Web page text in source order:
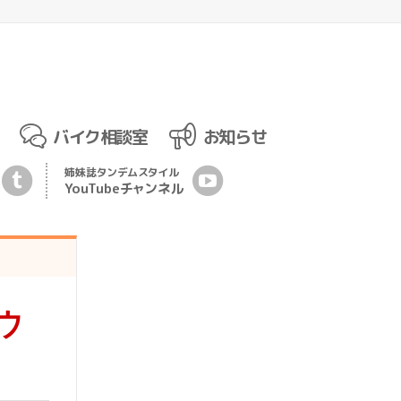
バイク相談室 お知らせ
姉妹誌タンデムスタイル
YouTubeチャンネル